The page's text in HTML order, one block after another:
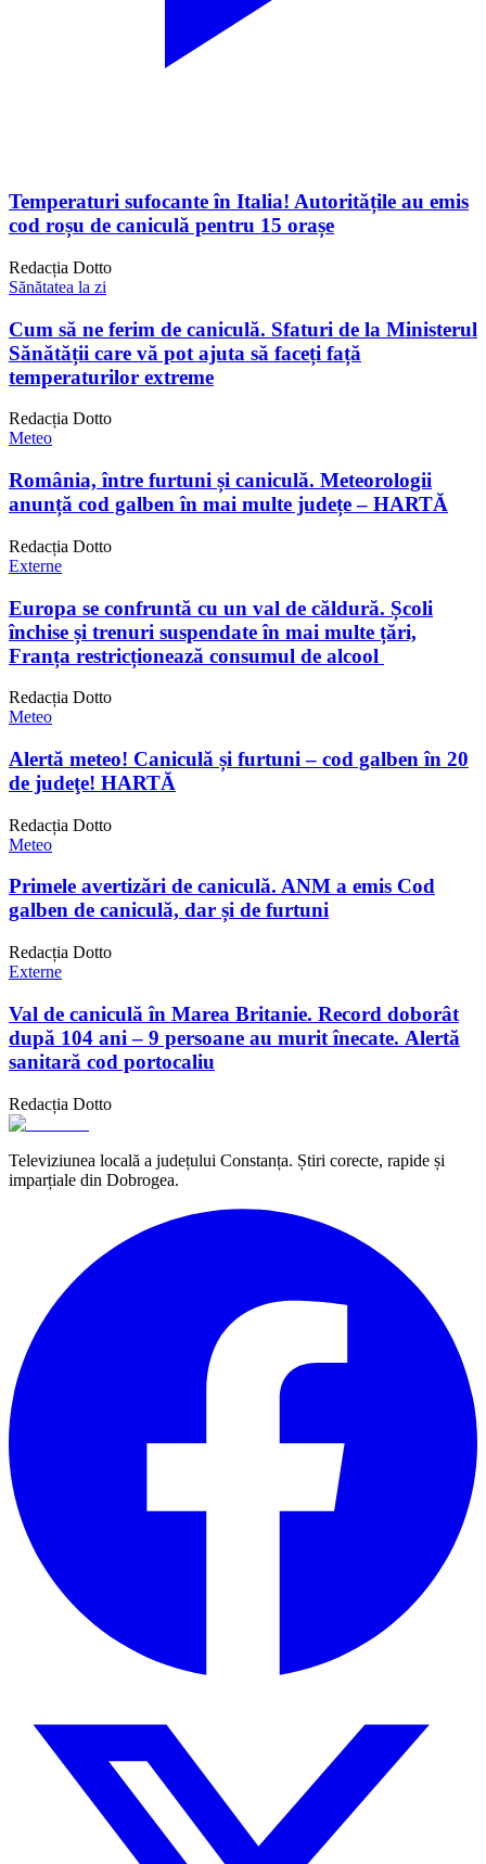
Temperaturi sufocante în Italia! Autoritățile au emis
cod roșu de caniculă pentru 15 orașe
Redacția Dotto
Sănătatea la zi
Cum să ne ferim de caniculă. Sfaturi de la Ministerul
Sănătății care vă pot ajuta să faceți față
temperaturilor extreme
Redacția Dotto
Meteo
România, între furtuni și caniculă. Meteorologii
anunță cod galben în mai multe județe – HARTĂ
Redacția Dotto
Externe
Europa se confruntă cu un val de căldură. Școli
închise și trenuri suspendate în mai multe țări,
Franța restricționează consumul de alcool
Redacția Dotto
Meteo
Alertă meteo! Caniculă și furtuni – cod galben în 20
de judeţe! HARTĂ
Redacția Dotto
Meteo
Primele avertizări de caniculă. ANM a emis Cod
galben de caniculă, dar și de furtuni
Redacția Dotto
Externe
Val de caniculă în Marea Britanie. Record doborât
după 104 ani – 9 persoane au murit înecate. Alertă
sanitară cod portocaliu
Redacția Dotto
Televiziunea locală a județului Constanța. Știri corecte, rapide și
imparțiale din Dobrogea.